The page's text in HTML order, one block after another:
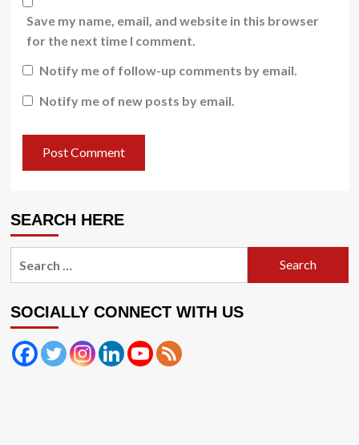
Save my name, email, and website in this browser
for the next time I comment.
Notify me of follow-up comments by email.
Notify me of new posts by email.
SEARCH HERE
SOCIALLY CONNECT WITH US